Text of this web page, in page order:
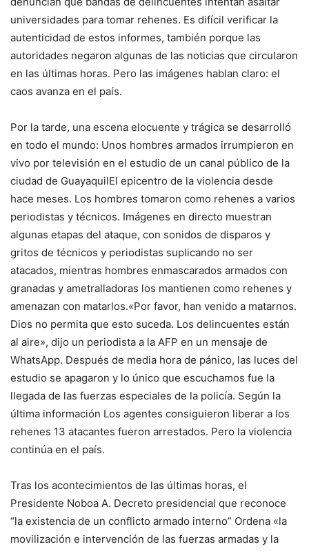
universidades para tomar rehenes. Es difícil verificar la
autenticidad de estos informes, también porque las
autoridades negaron algunas de las noticias que circularon
en las últimas horas. Pero las imágenes hablan claro: el
caos avanza en el país.
Por la tarde, una escena elocuente y trágica se desarrolló
en todo el mundo: Unos hombres armados irrumpieron en
vivo por televisión en el estudio de un canal público de la
ciudad de GuayaquilEl epicentro de la violencia desde
hace meses. Los hombres tomaron como rehenes a varios
periodistas y técnicos. Imágenes en directo muestran
algunas etapas del ataque, con sonidos de disparos y
gritos de técnicos y periodistas suplicando no ser
atacados, mientras hombres enmascarados armados con
granadas y ametralladoras los mantienen como rehenes y
amenazan con matarlos.«Por favor, han venido a matarnos.
Dios no permita que esto suceda. Los delincuentes están
al aire», dijo un periodista a la AFP en un mensaje de
WhatsApp. Después de media hora de pánico, las luces del
estudio se apagaron y lo único que escuchamos fue la
llegada de las fuerzas especiales de la policía. Según la
última información Los agentes consiguieron liberar a los
rehenes 13 atacantes fueron arrestados. Pero la violencia
continúa en el país.
Tras los acontecimientos de las últimas horas, el
Presidente Noboa A. Decreto presidencial que reconoce
“la existencia de un conflicto armado interno” Ordena «la
movilización e intervención de las fuerzas armadas y la